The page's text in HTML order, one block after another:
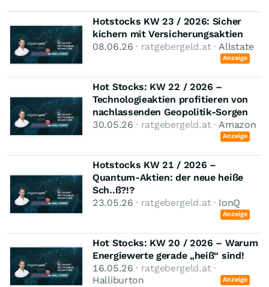
Hotstocks KW 23 / 2026: Sicher
kichern mit Versicherungsaktien
08.06.26 · ratgebergeld.at ·Allstate
Anzeige
Hot Stocks: KW 22 / 2026 –
Technologieaktien profitieren von
nachlassenden Geopolitik-Sorgen
30.05.26 · ratgebergeld.at ·Amazon
Anzeige
Hotstocks KW 21 / 2026 –
Quantum-Aktien: der neue heiße
Sch..ß?!?
23.05.26 · ratgebergeld.at · IonQ
Anzeige
Hot Stocks: KW 20 / 2026 – Warum
Energiewerte gerade „heiß“ sind!
16.05.26 · ratgebergeld.at ·
Halliburton
Anzeige